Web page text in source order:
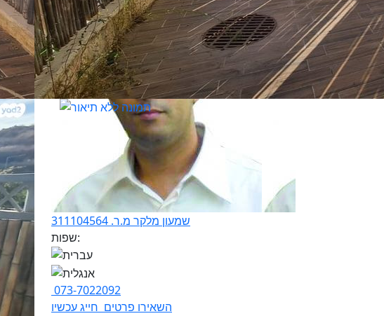
שמעון מלקר מ.ר. 311104564
שפות:
073-7022092
השאירו פרטים חייג עכשיו